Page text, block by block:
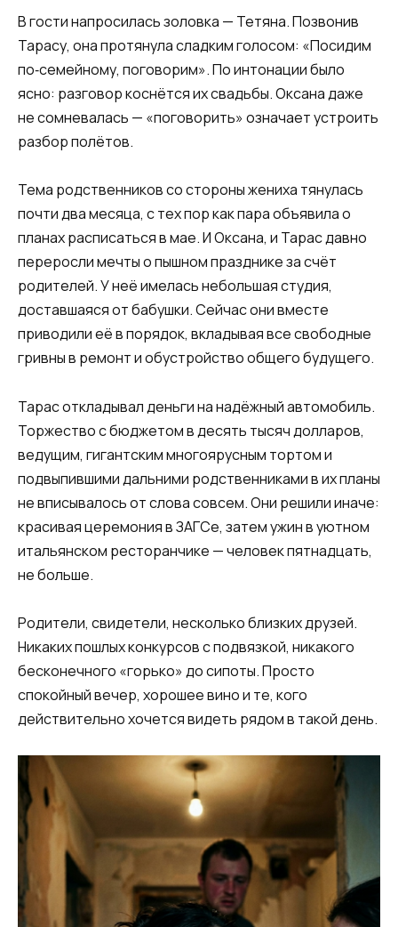
В гости напросилась золовка — Тетяна. Позвонив
Тарасу, она протянула сладким голосом: «Посидим
по‑семейному, поговорим». По интонации было
ясно: разговор коснётся их свадьбы. Оксана даже
не сомневалась — «поговорить» означает устроить
разбор полётов.
Тема родственников со стороны жениха тянулась
почти два месяца, с тех пор как пара объявила о
планах расписаться в мае. И Оксана, и Тарас давно
переросли мечты о пышном празднике за счёт
родителей. У неё имелась небольшая студия,
доставшаяся от бабушки. Сейчас они вместе
приводили её в порядок, вкладывая все свободные
гривны в ремонт и обустройство общего будущего.
Тарас откладывал деньги на надёжный автомобиль.
Торжество с бюджетом в десять тысяч долларов,
ведущим, гигантским многоярусным тортом и
подвыпившими дальними родственниками в их планы
не вписывалось от слова совсем. Они решили иначе:
красивая церемония в ЗАГСе, затем ужин в уютном
итальянском ресторанчике — человек пятнадцать,
не больше.
Родители, свидетели, несколько близких друзей.
Никаких пошлых конкурсов с подвязкой, никакого
бесконечного «горько» до сипоты. Просто
спокойный вечер, хорошее вино и те, кого
действительно хочется видеть рядом в такой день.